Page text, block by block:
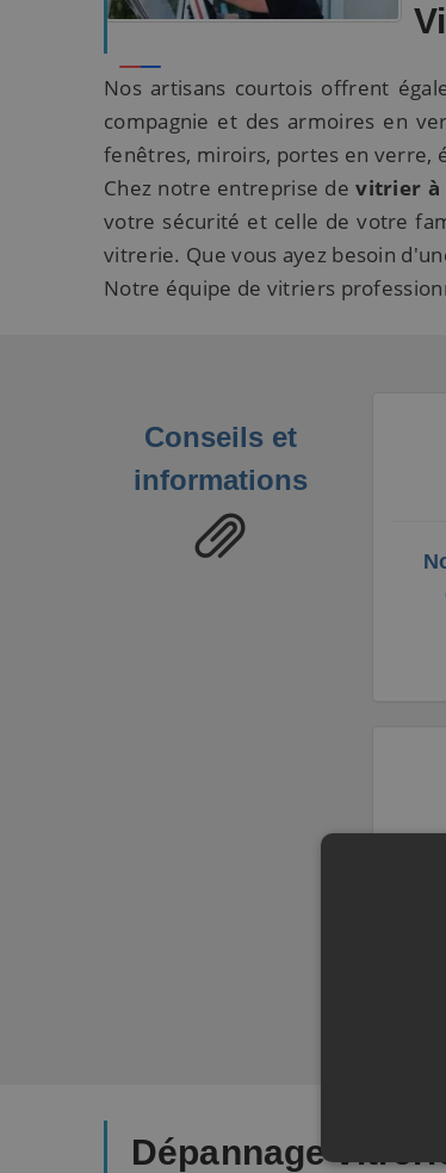
Nos artisans courtois offrent
compagnie et des armoires en
fenêtres, miroirs, portes en verre,
Chez notre entreprise devitrier à
votre sécurité et celle de votre
vitrerie. Que vous ayez besoin
Notre équipe de vitriers
Conseils et
informations
Dépannage